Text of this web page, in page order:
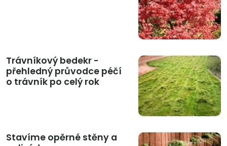
Trávníkový bedekr -
přehledný průvodce péčí
o trávník po celý rok
Stavíme opěrné stěny a